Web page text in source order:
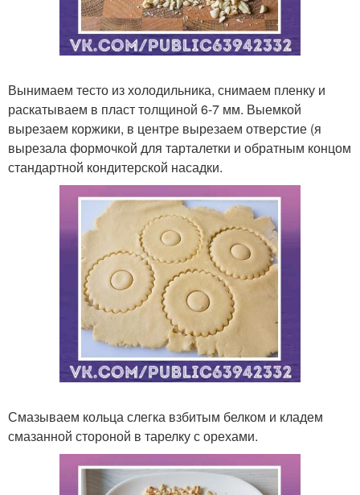
Вынимаем тесто из холодильника, снимаем пленку и
раскатываем в пласт толщиной 6-7 мм. Выемкой
вырезаем коржики, в центре вырезаем отверстие (я
вырезала формочкой для тарталетки и обратным концом
стандартной кондитерской насадки.
Смазываем кольца слегка взбитым белком и кладем
смазанной стороной в тарелку с орехами.